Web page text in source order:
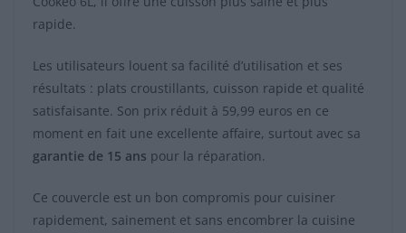
rapide.
Les utilisateurs louent sa facilité d’utilisation et ses
résultats : plats croustillants, cuisson rapide et qualité
satisfaisante. Son prix réduit à 59,99 euros en ce
moment en fait une excellente affaire, surtout avec sa
garantie de 15 ans pour la réparation.
Ce couvercle est un bon compromis pour cuisiner
rapidement, sainement et sans encombrer la cuisine